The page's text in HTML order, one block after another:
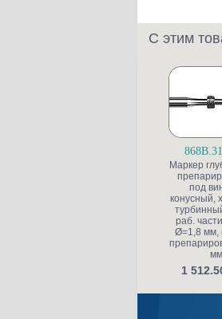
С этим
Маркер
под
конусный,
раб.
Ø=1,8 мм,
мм
1